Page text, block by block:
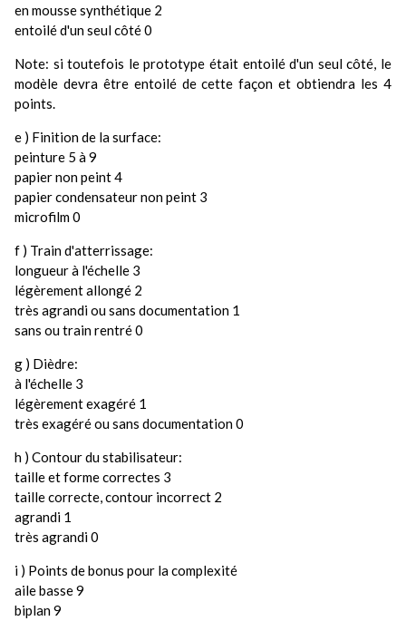
en mousse synthétique 2
entoilé d'un seul côté 0
Note: si toutefois le prototype était entoilé d'un seul côté, le
modèle devra être entoilé de cette façon et obtiendra les 4
points.
e ) Finition de la surface:
peinture 5 à 9
papier non peint 4
papier condensateur non peint 3
microfilm 0
f ) Train d'atterrissage:
longueur à l'échelle 3
légèrement allongé 2
très agrandi ou sans documentation 1
sans ou train rentré 0
g ) Dièdre:
à l'échelle 3
légèrement exagéré 1
très exagéré ou sans documentation 0
h ) Contour du stabilisateur:
taille et forme correctes 3
taille correcte, contour incorrect 2
agrandi 1
très agrandi 0
i ) Points de bonus pour la complexité
aile basse 9
biplan 9